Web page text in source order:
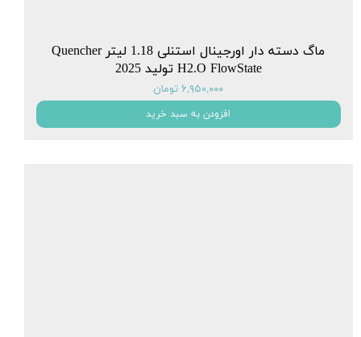
ماگ دسته دار اورجینال استنلی 1.18 لیتر Quencher
H2.O FlowState تولید 2025
۶,۹۵۰,۰۰۰ تومان
افزودن به سبد خرید